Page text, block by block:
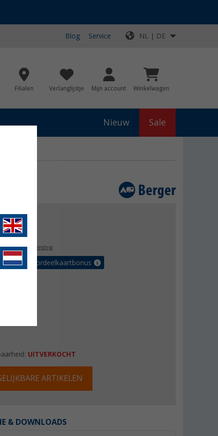
Blog Service NL | DE
Filialen Verlanglijstje Mijn account Winkelwagen
Nieuw Sale
€ 129,00
BTWgratis verzending
tot 5% voordeelkaartbonus
UITVERKOCHT
ARTIKELEN
& DOWNLOADS